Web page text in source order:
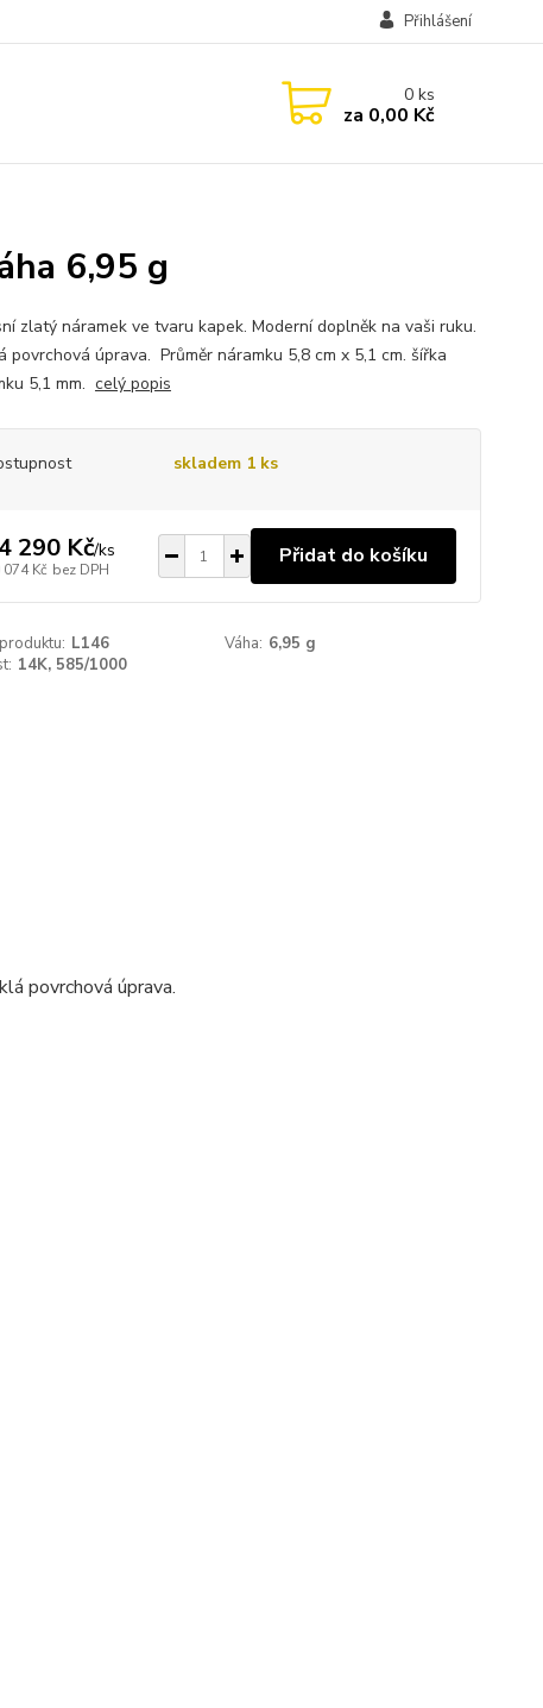
Přihlášení
0ks
za 0,00 Kč
6,95 g
zlatý náramek ve tvaru kapek. Moderní doplněk na vaši ruku.
povrchová úprava. Průměr náramku 5,8 cm x 5,1 cm. šířka
5,1 mm. celý popis
skladem 1 ks
290 Kč/ks
074 Kč bez DPH
Přidat do košíku
L146 Váha: 6,95 g
14K, 585/1000
povrchová úprava.